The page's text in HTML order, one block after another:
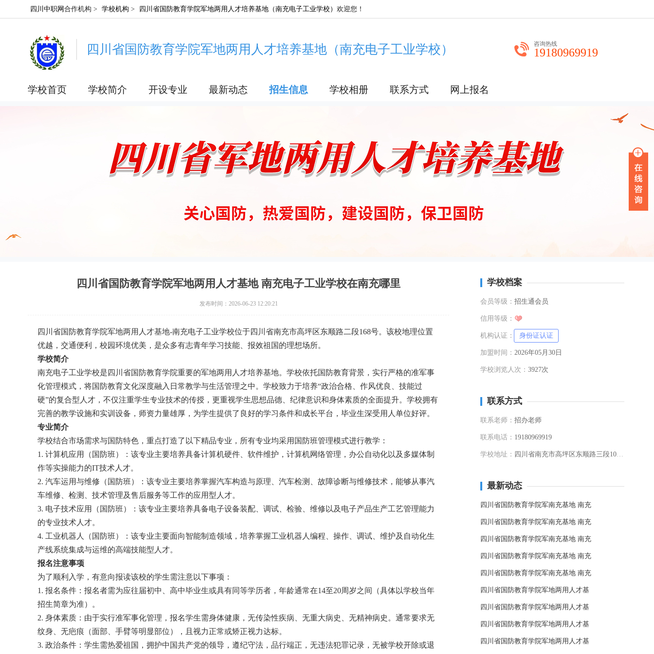
四川中职网 合作机构 > 学校机构 > 四川省国防教育学院军地两用人才培养基地（南充电子工业学校） 欢迎您！
四川省国防教育学院军地两用人才培养基地（南充电子工业学校） 咨询热线
19180969919
学校首页 学校简介 开设专业 最新动态 招生信息 学校相册 联系方式 网上报名
四川省国防教育学院军地两用人才基地 南充电子工业学校在南充哪里
发布时间：2026-06-23 12:20:21
四川省国防教育学院军地两用人才基地-南充电子工业学校位于四川省南充市高坪区东顺路二段168号。该校地理位置
优越，交通便利，校园环境优美，是众多有志青年学习技能、报效祖国的理想场所。
学校简介
南充电子工业学校是四川省国防教育学院重要的军地两用人才培养基地。学校依托国防教育背景，实行严格的准军事
化管理模式，将国防教育文化深度融入日常教学与生活管理之中。学校致力于培养“政治合格、作风优良、技能过
硬”的复合型人才，不仅注重学生专业技术的传授，更重视学生思想品德、纪律意识和身体素质的全面提升。学校拥有
完善的教学设施和实训设备，师资力量雄厚，为学生提供了良好的学习条件和成长平台，毕业生深受用人单位好评。
专业简介
学校结合市场需求与国防特色，重点打造了以下精品专业，所有专业均采用国防班管理模式进行教学：
1. 计算机应用（国防班）：该专业主要培养具备计算机硬件、软件维护，计算机网络管理，办公自动化以及多媒体制
作等实操能力的IT技术人才。
2. 汽车运用与维修（国防班）：该专业主要培养掌握汽车构造与原理、汽车检测、故障诊断与维修技术，能够从事汽
车维修、检测、技术管理及售后服务等工作的应用型人才。
3. 电子技术应用（国防班）：该专业主要培养具备电子设备装配、调试、检验、维修以及电子产品生产工艺管理能力
的专业技术人才。
4. 工业机器人（国防班）：该专业主要面向智能制造领域，培养掌握工业机器人编程、操作、调试、维护及自动化生
产线系统集成与运维的高端技能型人才。
报名注意事项
为了顺利入学，有意向报读该校的学生需注意以下事项：
1. 报名条件：报名者需为应往届初中、高中毕业生或具有同等学历者，年龄通常在14至20周岁之间（具体以学校当年
招生简章为准）。
2. 身体素质：由于实行准军事化管理，报名学生需身体健康，无传染性疾病、无重大病史、无精神病史。通常要求无
纹身、无疤痕（面部、手臂等明显部位），且视力正常或矫正视力达标。
3. 政治条件：学生需热爱祖国，拥护中国共产党的领导，遵纪守法，品行端正，无违法犯罪记录，无被学校开除或退
学校档案
会员等级： 招生通会员
信用等级：
机构认证： 身份证认证
加盟时间： 2026年05月30日
学校浏览人次： 3927次
联系方式
联系老师： 招办老师
联系电话： 19180969919
学校地址： 四川省南充市高坪区东顺路三段109号
最新动态
四川省国防教育学院军南充基地 南充
四川省国防教育学院军南充基地 南充
四川省国防教育学院军南充基地 南充
四川省国防教育学院军南充基地 南充
四川省国防教育学院军南充基地 南充
四川省国防教育学院军地两用人才基
四川省国防教育学院军地两用人才基
四川省国防教育学院军地两用人才基
四川省国防教育学院军地两用人才基